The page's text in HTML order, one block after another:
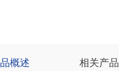
概述 相关产品